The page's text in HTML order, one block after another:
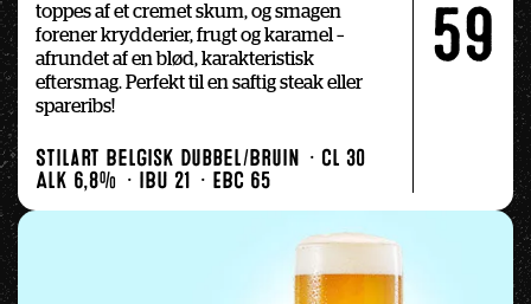
toppes af et cremet skum, og smagen
forener krydderier, frugt og karamel –
afrundet af en blød, karakteristisk
eftersmag. Perfekt til en saftig steak eller
spareribs!
Stilart Belgisk Dubbel/Bruin
Cl 30
Alk 6,8%
IBU 21 EBC 65
59